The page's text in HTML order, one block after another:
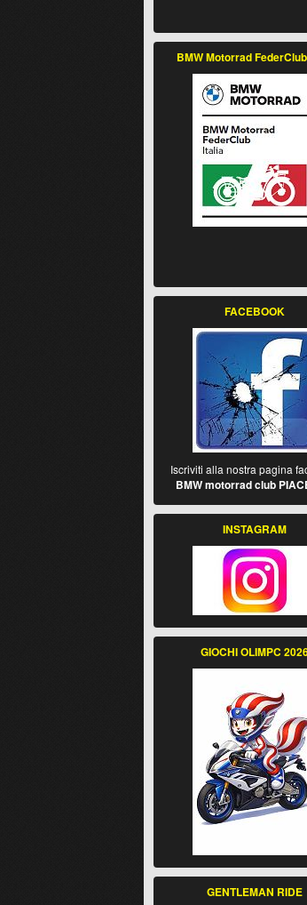
BMW Motorrad
FACEBOOK
Iscriviti alla nostra pagina
BMW motorrad club
INSTAGRAM
GIOCHI OLIMPC
GENTLEMAN RIDE